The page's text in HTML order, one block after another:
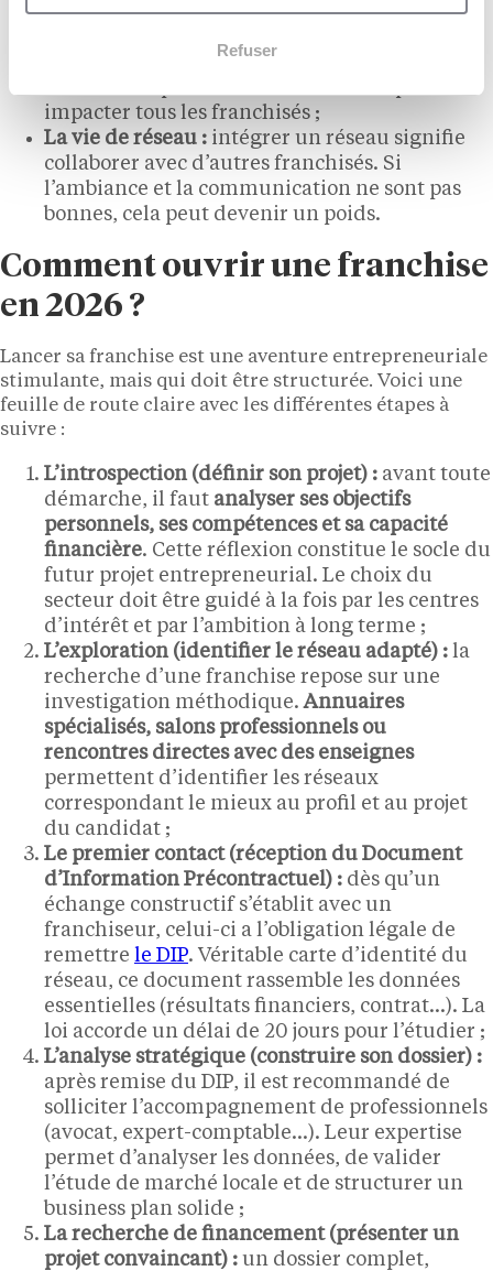
Refuser
Dépendance au franchiseur :la santé de votre
réseau. Une mauvaise gestion ou une
impacter tous les franchisés ;
La vie de réseau : intégrer un réseau signifie
collaborer avec d’autres franchisés. Si
l’ambiance et la communication ne sont pas
bonnes, cela peut devenir un poids.
Comment ouvrir une franchise
en 2026 ?
Lancer sa franchise est une aventure entrepreneuriale
stimulante, mais qui doit être structurée. Voici une
feuille de route claire avec les différentes étapes à
suivre :
L’introspection (définir son projet) : avant toute
démarche, il faut analyser ses objectifs
personnels, ses compétences et sa capacité
financière. Cette réflexion constitue le socle du
futur projet entrepreneurial. Le choix du
secteur doit être guidé à la fois par les centres
d’intérêt et par l’ambition à long terme ;
L’exploration (identifier le réseau adapté) : la
recherche d’une franchise repose sur une
investigation méthodique.Annuaires
spécialisés, salons professionnels ou
rencontres directes avec des enseignes
permettent d’identifier les réseaux
correspondant le mieux au profil et au projet
du candidat ;
Le premier contact (réception du Document
d’Information Précontractuel) : dès qu’un
échange constructif s’établit avec un
franchiseur, celui-ci a l’obligation légale de
remettre le DIP. Véritable carte d’identité du
réseau, ce document rassemble les données
essentielles (résultats financiers, contrat…). La
loi accorde un délai de 20 jours pour l’étudier ;
L’analyse stratégique (construire son dossier) :
après remise du DIP, il est recommandé de
solliciter l’accompagnement de professionnels
(avocat, expert-comptable…). Leur expertise
permet d’analyser les données, de valider
l’étude de marché locale et de structurer un
business plan solide ;
La recherche de financement (présenter un
projet convaincant) : un dossier complet,